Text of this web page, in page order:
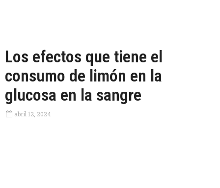
Los efectos que tiene el
consumo de limón en la
glucosa en la sangre
abril 12, 2024